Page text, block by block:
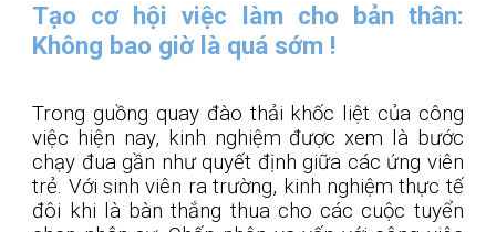
Tạo cơ hội việc làm cho bản thân:
Không bao giờ là quá sớm !
Trong guồng quay đào thải khốc liệt của công
việc hiện nay, kinh nghiệm được xem là bước
chạy đua gần như quyết định giữa các ứng viên
trẻ. Với sinh viên ra trường, kinh nghiệm thực tế
đôi khi là bàn thắng thua cho các cuộc tuyển